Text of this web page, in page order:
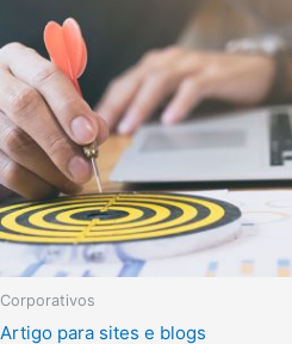
Corporativos
Artigo para sites e blogs